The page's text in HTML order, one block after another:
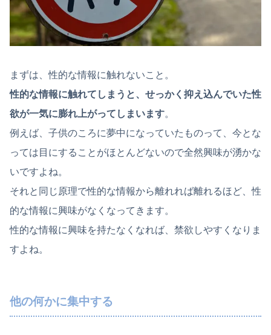
まずは、性的な情報に触れないこと。
性的な情報に触れてしまうと、せっかく抑え込んでいた性
欲が一気に膨れ上がってしまいます。
例えば、子供のころに夢中になっていたものって、今とな
っては目にすることがほとんどないので全然興味が湧かな
いですよね。
それと同じ原理で性的な情報から離れれば離れるほど、性
的な情報に興味がなくなってきます。
性的な情報に興味を持たなくなれば、禁欲しやすくなりま
すよね。
他の何かに集中する